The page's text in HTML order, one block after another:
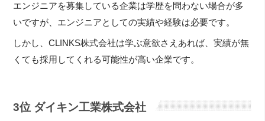
エンジニアを募集している企業は学歴を問わない場合が多
いですが、エンジニアとしての実績や経験は必要です。
しかし、CLINKS株式会社は学ぶ意欲さえあれば、実績が無
くても採用してくれる可能性が高い企業です。
3位 ダイキン工業株式会社